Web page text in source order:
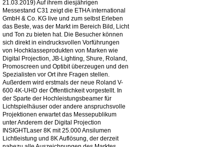
21.03.2019) Auf ihrem diesjährigen
Messestand C31 zeigt die ETHA international
GmbH & Co. KG live und zum selbst Erleben
das Beste, was der Markt im Bereich Bild, Licht
und Ton zu bieten hat. Die Besucher können
sich direkt in eindrucksvollen Vorführungen
von Hochklasseprodukten von Marken wie
Digital Projection, JB-Lighting, Shure, Roland,
Promoscreen und Optibit überzeugen und den
Spezialisten vor Ort ihre Fragen stellen.
Außerdem wird erstmals der neue Roland V-
600 4K-UHD der Öffentlichkeit vorgestellt. In
der Sparte der Hochleistungsbeamer für
Lichtspielhäuser oder andere anspruchsvolle
Projektionen erwartet das Messepublikum
unter Anderem der Digital Projection
INSIGHTLaser 8K mit 25.000 Ansilumen
Lichtleistung und 8K Auflösung, der derzeit